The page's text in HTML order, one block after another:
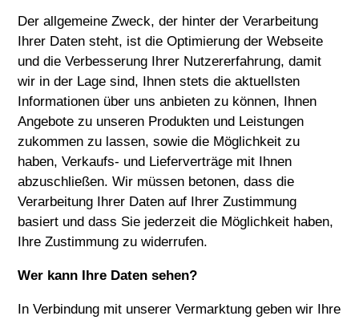
Der allgemeine Zweck, der hinter der Verarbeitung
Ihrer Daten steht, ist die Optimierung der Webseite
und die Verbesserung Ihrer Nutzererfahrung, damit
wir in der Lage sind, Ihnen stets die aktuellsten
Informationen über uns anbieten zu können, Ihnen
Angebote zu unseren Produkten und Leistungen
zukommen zu lassen, sowie die Möglichkeit zu
haben, Verkaufs- und Lieferverträge mit Ihnen
abzuschließen. Wir müssen betonen, dass die
Verarbeitung Ihrer Daten auf Ihrer Zustimmung
basiert und dass Sie jederzeit die Möglichkeit haben,
Ihre Zustimmung zu widerrufen.
Wer kann Ihre Daten sehen?
In Verbindung mit unserer Vermarktung geben wir Ihre